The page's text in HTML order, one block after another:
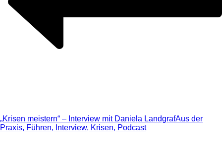
„Krisen meistern“ – Interview mit Daniela LandgrafAus der
Praxis, Führen, Interview, Krisen, Podcast